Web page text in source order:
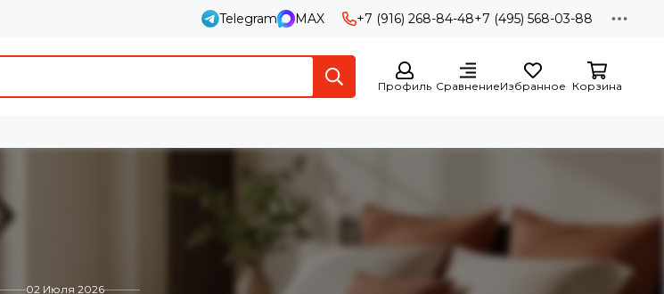
Telegram MAX +7 (916) 268-84-48+7 (495) 568-03-88
Профиль СравнениеИзбранное Корзина
02 Июля 2026